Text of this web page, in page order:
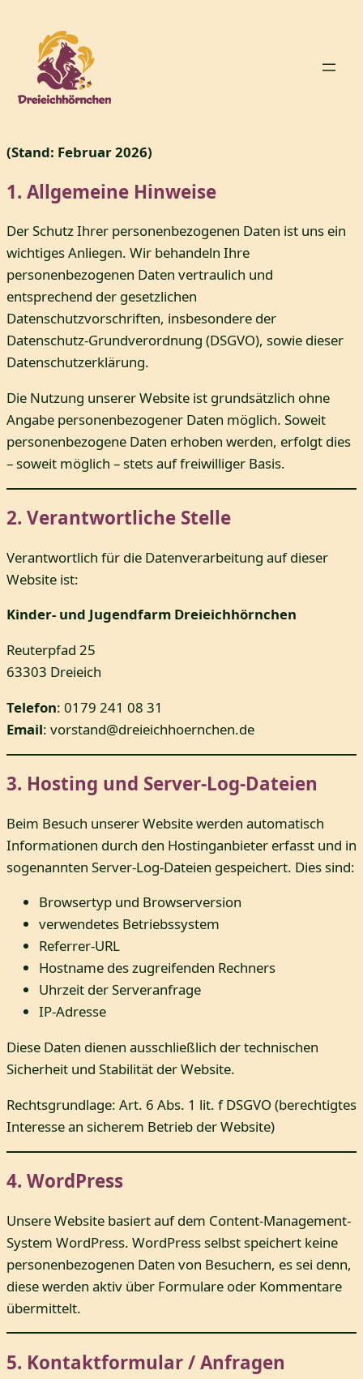
Inhalt
springen
(Stand: Februar 2026)
1. Allgemeine Hinweise
Der Schutz Ihrer personenbezogenen Daten ist uns ein
wichtiges Anliegen. Wir behandeln Ihre
personenbezogenen Daten vertraulich und
entsprechend der gesetzlichen
Datenschutzvorschriften, insbesondere der
Datenschutz-Grundverordnung (DSGVO), sowie dieser
Datenschutzerklärung.
Die Nutzung unserer Website ist grundsätzlich ohne
Angabe personenbezogener Daten möglich. Soweit
personenbezogene Daten erhoben werden, erfolgt dies
– soweit möglich – stets auf freiwilliger Basis.
2. Verantwortliche Stelle
Verantwortlich für die Datenverarbeitung auf dieser
Website ist:
Kinder- und Jugendfarm Dreieichhörnchen
Reuterpfad 25
63303 Dreieich
Telefon: 0179 241 08 31
Email: vorstand@dreieichhoernchen.de
3. Hosting und Server-Log-Dateien
Beim Besuch unserer Website werden automatisch
Informationen durch den Hostinganbieter erfasst und in
sogenannten Server-Log-Dateien gespeichert. Dies sind:
Browsertyp und Browserversion
verwendetes Betriebssystem
Referrer-URL
Hostname des zugreifenden Rechners
Uhrzeit der Serveranfrage
IP-Adresse
Diese Daten dienen ausschließlich der technischen
Sicherheit und Stabilität der Website.
Rechtsgrundlage: Art. 6 Abs. 1 lit. f DSGVO (berechtigtes
Interesse an sicherem Betrieb der Website)
4. WordPress
Unsere Website basiert auf dem Content-Management-
System WordPress. WordPress selbst speichert keine
personenbezogenen Daten von Besuchern, es sei denn,
diese werden aktiv über Formulare oder Kommentare
übermittelt.
5. Kontaktformular / Anfragen